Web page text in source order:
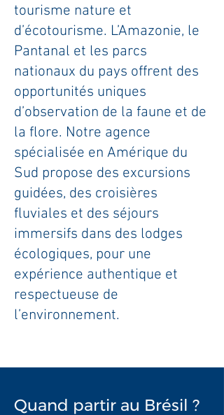
tourisme nature et
d’écotourisme. L’Amazonie, le
Pantanal et les parcs
nationaux du pays offrent des
opportunités uniques
d’observation de la faune et de
la flore. Notre agence
spécialisée en Amérique du
Sud propose des excursions
guidées, des croisières
fluviales et des séjours
immersifs dans des lodges
écologiques, pour une
expérience authentique et
respectueuse de
l’environnement.
Quand partir au Brésil ?